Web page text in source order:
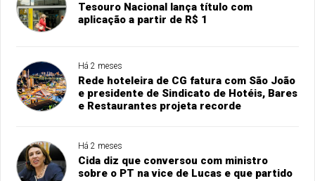
Tesouro Nacional lança título com
aplicação a partir de R$ 1
Há 2 meses
Rede hoteleira de CG fatura com São João
e presidente de Sindicato de Hotéis, Bares
e Restaurantes projeta recorde
Há 2 meses
Cida diz que conversou com ministro
sobre o PT na vice de Lucas e que partido